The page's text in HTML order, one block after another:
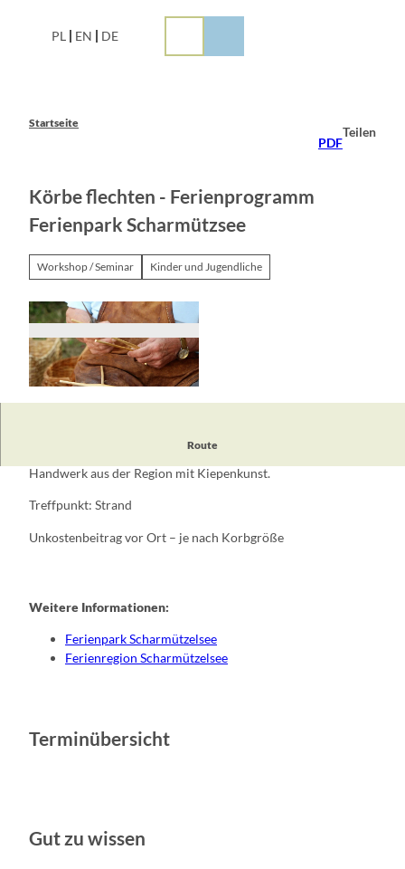
PL EN DE
Startseite
PDF
Teilen
Körbe flechten - Ferienprogramm
Ferienpark Scharmützsee
Workshop / Seminar Kinder und Jugendliche
dhaase auf Pixabay
Route
Gestalte deinen eigenen Korb!
Handwerk aus der Region mit Kiepenkunst.
Treffpunkt: Strand
Unkostenbeitrag vor Ort – je nach Korbgröße
Weitere Informationen:
Ferienpark Scharmützelsee
Ferienregion Scharmützelsee
Terminübersicht
Gut zu wissen